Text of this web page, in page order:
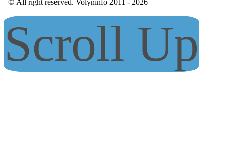
© All right reserved. Volyninfo 2011 - 2026
Scroll Up